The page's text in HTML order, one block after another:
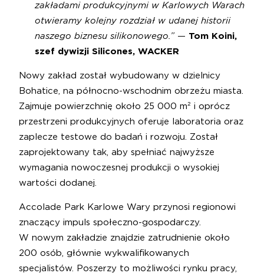
zakładami produkcyjnymi w Karlowych Warach
otwieramy kolejny rozdział w udanej historii
naszego biznesu silikonowego.”— Tom Koini,
szef dywizji Silicones, WACKER
Nowy zakład został wybudowany w dzielnicy
Bohatice, na północno-wschodnim obrzeżu miasta.
Zajmuje powierzchnię około 25 000 m² i oprócz
przestrzeni produkcyjnych oferuje laboratoria oraz
zaplecze testowe do badań i rozwoju. Został
zaprojektowany tak, aby spełniać najwyższe
wymagania nowoczesnej produkcji o wysokiej
wartości dodanej.
Accolade Park Karlowe Wary przynosi regionowi
znaczący impuls społeczno-gospodarczy.
W nowym zakładzie znajdzie zatrudnienie około
200 osób, głównie wykwalifikowanych
specjalistów. Poszerzy to możliwości rynku pracy,